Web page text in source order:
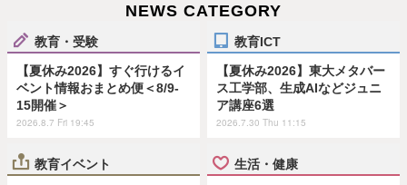
NEWS CATEGORY
教育・受験
【夏休み2026】すぐ行けるイ
ベント情報おまとめ便＜8/9-
15開催＞
2026.8.7 Fri 19:45
教育ICT
【夏休み2026】東大メタバー
ス工学部、生成AIなどジュニ
ア講座6選
2026.7.30 Thu 11:15
教育イベント 生活・健康